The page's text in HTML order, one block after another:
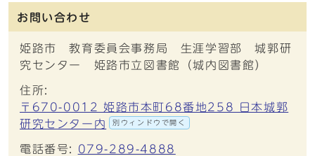
お問い合わせ
姫路市 教育委員会事務局 生涯学習部 城郭研
究センター 姫路市立図書館（城内図書館）
住所:
〒670-0012 姫路市本町68番地258 日本城郭
研究センター内
別ウィンドウで開く
電話番号: 079-289-4888